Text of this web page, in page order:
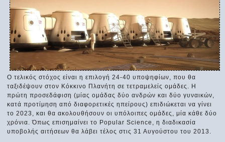
Ο τελικός στόχος είναι η επιλογή 24-40 υποψηφίων, που θα
ταξιδέψουν στον Κόκκινο Πλανήτη σε τετραμελείς ομάδες. Η
πρώτη προσεδάφιση (μίας ομάδας δύο ανδρών και δύο γυναικών,
κατά προτίμηση από διαφορετικές ηπείρους) επιδιώκεται να γίνει
το 2023, και θα ακολουθήσουν οι υπόλοιπες ομάδες, μία κάθε δύο
χρόνια. Όπως επισημαίνει το Popular Science, η διαδικασία
υποβολής αιτήσεων θα λάβει τέλος στις 31 Αυγούστου του 2013.